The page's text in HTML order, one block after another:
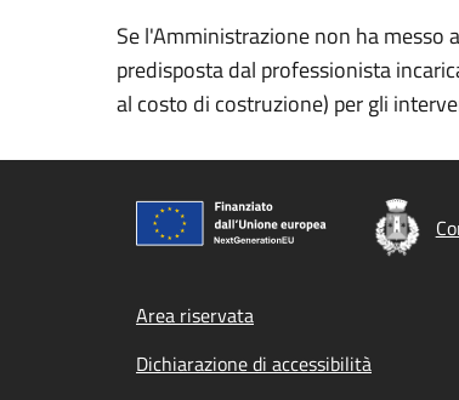
Se l'Amministrazione non ha messo
predisposta dal professionista
al costo di costruzione) per gli
Footer menu
Area riservata
Dichiarazione di accessibilità